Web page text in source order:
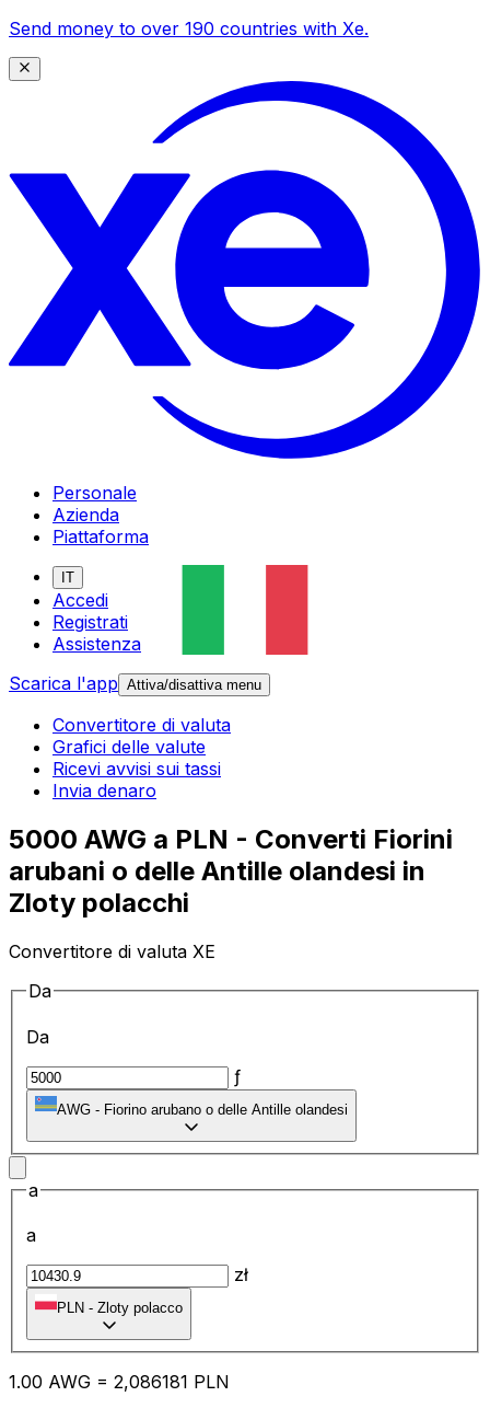
Send money to over 190 countries with Xe.
Personale
Azienda
Piattaforma
IT
Accedi
Registrati
Assistenza
Scarica l'app Attiva/disattiva menu
Convertitore di valuta
Grafici delle valute
Ricevi avvisi sui tassi
Invia denaro
5000 AWG a PLN - Converti Fiorini
arubani o delle Antille olandesi in
Zloty polacchi
Convertitore di valuta XE
Da
Da
ƒ
AWG - Fiorino arubano o delle Antille olandesi
a
a
zł
PLN - Zloty polacco
1.00 AWG = 2,086181 PLN